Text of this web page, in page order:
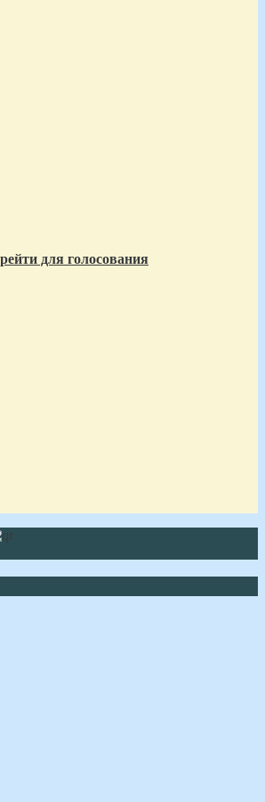
для голосования